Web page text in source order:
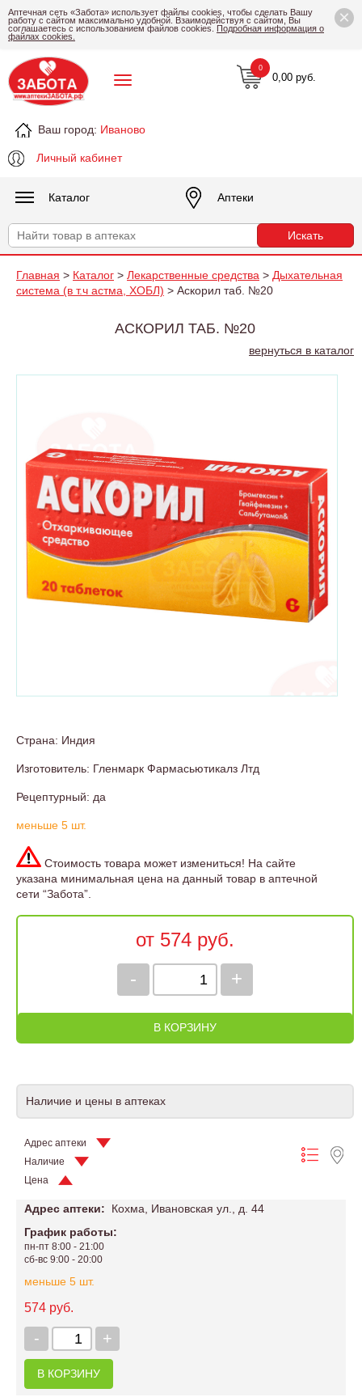
×
Аптечная сеть «Забота» использует файлы cookies, чтобы сделать Вашу
работу с сайтом максимально удобной. Взаимодействуя с сайтом, Вы
соглашаетесь с использованием файлов cookies. Подробная информация о
файлах cookies.
Ваш город: Иваново
Личный кабинет
0,00 руб.
0
Каталог Аптеки
Главная > Каталог > Лекарственные средства > Дыхательная
система (в т.ч астма, ХОБЛ) > Аскорил таб. №20
АСКОРИЛ ТАБ. №20
вернуться в каталог
Страна: Индия
Изготовитель: Гленмарк Фармасьютикалз Лтд
Рецептурный: да
меньше 5 шт.
Стоимость товара может измениться! На сайте
указана минимальная цена на данный товар в аптечной
сети “Забота”.
от 574 руб.
+
-
В КОРЗИНУ
Наличие и цены в аптеках
Адрес аптеки
Наличие
Цена
Адрес аптеки:
Кохма, Ивановская ул., д. 44
График работы:
пн-пт 8:00 - 21:00
сб-вс 9:00 - 20:00
меньше 5 шт.
574 руб.
+
-
В КОРЗИНУ